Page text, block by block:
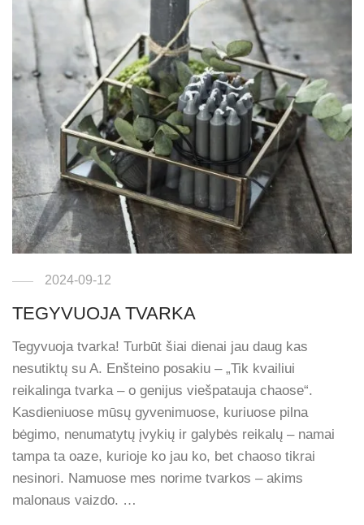
2024-09-12
TEGYVUOJA TVARKA
Tegyvuoja tvarka! Turbūt šiai dienai jau daug kas
nesutiktų su A. Enšteino posakiu – „Tik kvailiui
reikalinga tvarka – o genijus viešpatauja chaose“.
Kasdieniuose mūsų gyvenimuose, kuriuose pilna
bėgimo, nenumatytų įvykių ir galybės reikalų – namai
tampa ta oaze, kurioje ko jau ko, bet chaoso tikrai
nesinori. Namuose mes norime tvarkos – akims
malonaus vaizdo. …